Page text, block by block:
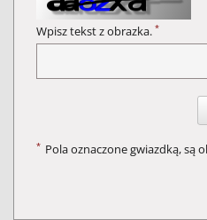
Wpisz tekst z obrazka. *
* Pola oznaczone gwiazdką, są